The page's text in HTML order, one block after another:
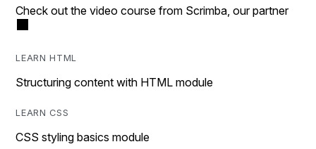
Check out the video course from Scrimba, our partner
LEARN HTML
Structuring content with HTML module
LEARN CSS
CSS styling basics module